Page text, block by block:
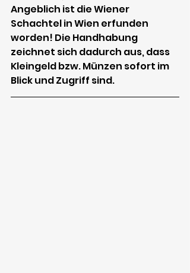
Angeblich ist die Wiener
Schachtel in Wien erfunden
worden! Die Handhabung
zeichnet sich dadurch aus, dass
Kleingeld bzw. Münzen sofort im
Blick und Zugriff sind.